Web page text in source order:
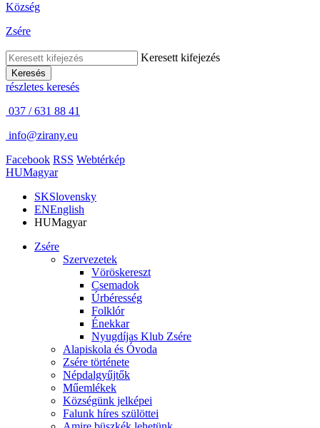
Község
Zsére
Keresett kifejezés
Keresés
részletes keresés
037 / 631 88 41
info@zirany.eu
Facebook RSS Webtérkép
HUMagyar
SKSlovensky
ENEnglish
HUMagyar
Zsére
Szervezetek
Vöröskereszt
Csemadok
Úrbéresség
Folklór
Énekkar
Nyugdíjas Klub Zsére
Alapiskola és Óvoda
Zsére története
Népdalgyűjtők
Műemlékek
Községünk jelképei
Falunk híres szülöttei